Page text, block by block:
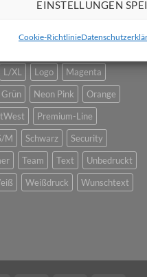
EINSTELLUNGEN
Cookie-Richtlinie
L/XL Logo
Magenta
Neon Pink
Orange
Premium-Line
M Schwarz
Security
Team Text
Unbedruckt
Weißdruck
Wunschtext